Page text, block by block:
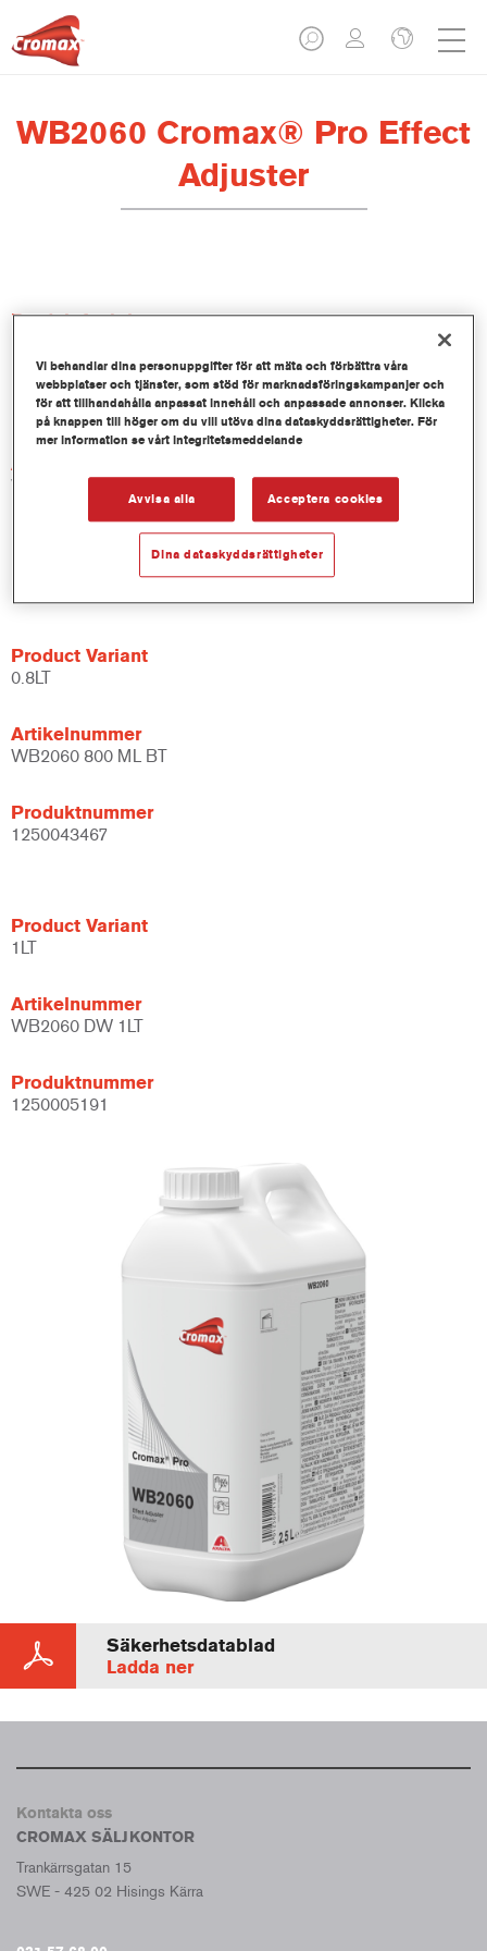
WB2060 Cromax® Pro Effect
Adjuster
Produktfunktioner
Product Variant
2.5LT
Artikelnummer
WB2060 2.50LI
Produktnummer
Product Variant
0.8LT
Artikelnummer
WB2060 800 ML BT
Produktnummer
1250043467
Product Variant
1LT
Artikelnummer
WB2060 DW 1LT
Produktnummer
1250005191
Säkerhetsdatablad
Ladda ner
Kontakta oss
CROMAX SÄLJKONTOR
Trankärrsgatan 15
SWE - 425 02 Hisings Kärra
Vi behandlar dina personuppgifter för att mäta och förbättra våra
webbplatser och tjänster, som stöd för marknadsföringskampanjer och
för att tillhandahålla anpassat innehåll och anpassade annonser. Klicka
på knappen till höger om du vill utöva dina dataskyddsrättigheter. För
mer information se vårt integritetsmeddelande
Avvisa alla Acceptera cookies
Dina dataskyddsrättigheter